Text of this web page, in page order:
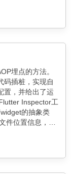
埋点的方法。
码插桩，实现自
置，并给出了运
Inspector工
的抽象类
件位置信息，实